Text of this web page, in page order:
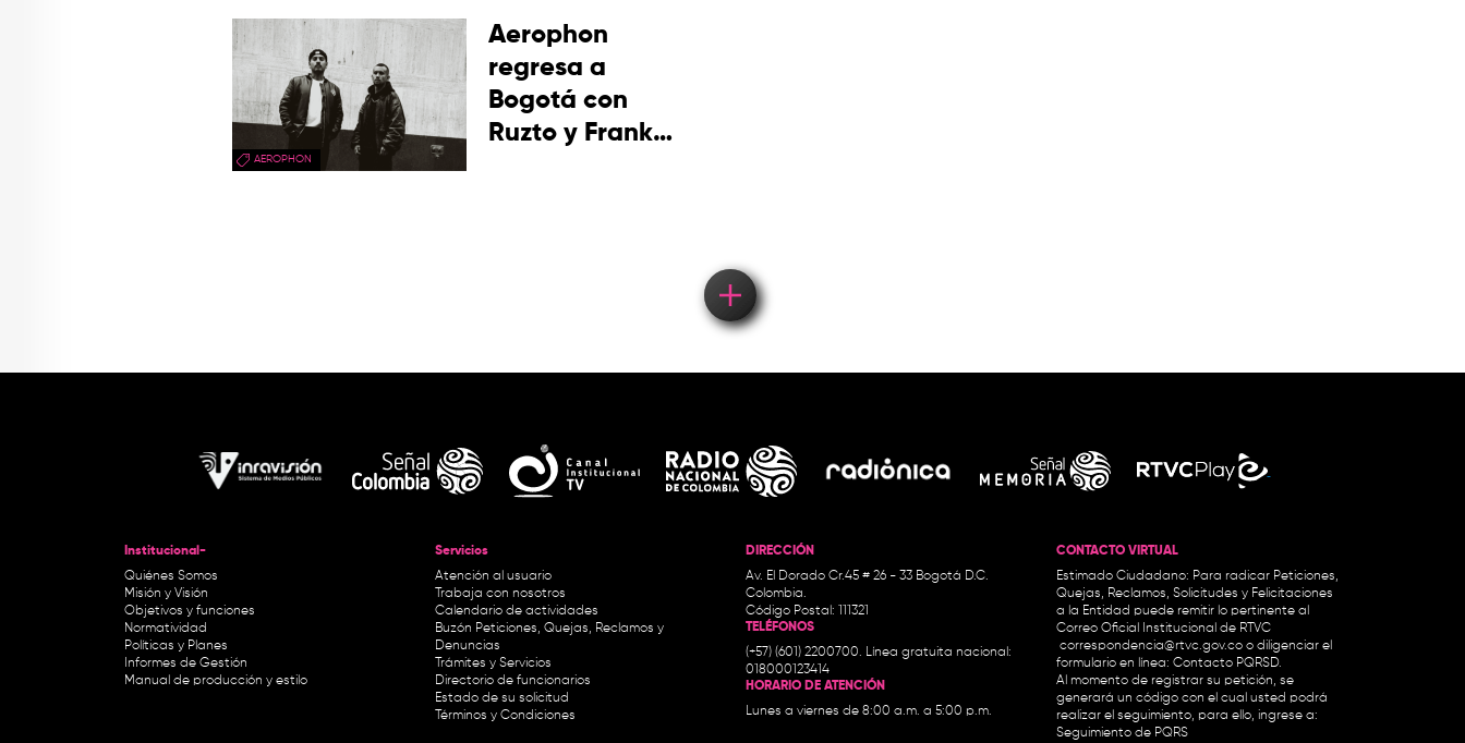
AEROPHON
Aerophon
regresa a
Bogotá con
Ruzto y Frank
Institucional-
Quiénes Somos
Misión y Visión
Objetivos y funciones
Normatividad
Políticas y Planes
Informes de Gestión
Manual de producción y estilo
Servicios
Atención al usuario
Trabaja con nosotros
Calendario de actividades
Buzón Peticiones, Quejas, Reclamos y
Denuncias
Trámites y Servicios
Directorio de funcionarios
Estado de su solicitud
Términos y Condiciones
DIRECCIÓN
Av. El Dorado Cr.45 # 26 - 33 Bogotá D.C.
Colombia.
Código Postal: 111321
TELÉFONOS
(+57) (601) 2200700. Línea gratuita nacional:
018000123414
HORARIO DE ATENCIÓN
Lunes a viernes de 8:00 a.m. a 5:00 p.m.
CONTACTO VIRTUAL
Estimado Ciudadano: Para radicar Peticiones,
Quejas, Reclamos, Solicitudes y Felicitaciones
a la Entidad puede remitir lo pertinente al
Correo Oficial Institucional de RTVC
correspondencia@rtvc.gov.co o diligenciar el
formulario en línea: Contacto PQRSD.
Al momento de registrar su petición, se
generará un código con el cual usted podrá
realizar el seguimiento, para ello, ingrese a:
Seguimiento de PQRS